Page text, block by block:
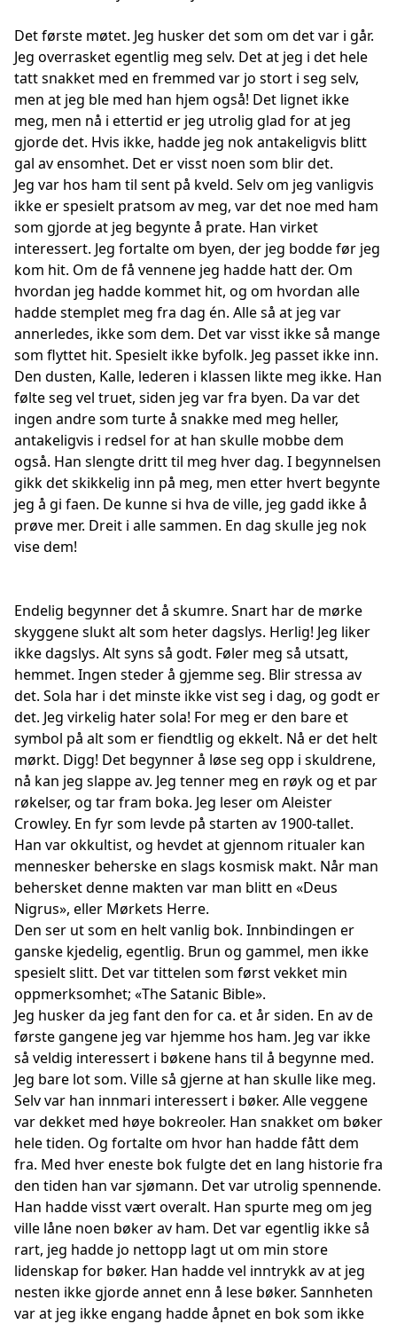
Det første møtet. Jeg husker det som om det var i går.
Jeg overrasket egentlig meg selv. Det at jeg i det hele
tatt snakket med en fremmed var jo stort i seg selv,
men at jeg ble med han hjem også! Det lignet ikke
meg, men nå i ettertid er jeg utrolig glad for at jeg
gjorde det. Hvis ikke, hadde jeg nok antakeligvis blitt
gal av ensomhet. Det er visst noen som blir det.
Jeg var hos ham til sent på kveld. Selv om jeg vanligvis
ikke er spesielt pratsom av meg, var det noe med ham
som gjorde at jeg begynte å prate. Han virket
interessert. Jeg fortalte om byen, der jeg bodde før jeg
kom hit. Om de få vennene jeg hadde hatt der. Om
hvordan jeg hadde kommet hit, og om hvordan alle
hadde stemplet meg fra dag én. Alle så at jeg var
annerledes, ikke som dem. Det var visst ikke så mange
som flyttet hit. Spesielt ikke byfolk. Jeg passet ikke inn.
Den dusten, Kalle, lederen i klassen likte meg ikke. Han
følte seg vel truet, siden jeg var fra byen. Da var det
ingen andre som turte å snakke med meg heller,
antakeligvis i redsel for at han skulle mobbe dem
også. Han slengte dritt til meg hver dag. I begynnelsen
gikk det skikkelig inn på meg, men etter hvert begynte
jeg å gi faen. De kunne si hva de ville, jeg gadd ikke å
prøve mer. Dreit i alle sammen. En dag skulle jeg nok
vise dem!
Endelig begynner det å skumre. Snart har de mørke
skyggene slukt alt som heter dagslys. Herlig! Jeg liker
ikke dagslys. Alt syns så godt. Føler meg så utsatt,
hemmet. Ingen steder å gjemme seg. Blir stressa av
det. Sola har i det minste ikke vist seg i dag, og godt er
det. Jeg virkelig hater sola! For meg er den bare et
symbol på alt som er fiendtlig og ekkelt. Nå er det helt
mørkt. Digg! Det begynner å løse seg opp i skuldrene,
nå kan jeg slappe av. Jeg tenner meg en røyk og et par
røkelser, og tar fram boka. Jeg leser om Aleister
Crowley. En fyr som levde på starten av 1900-tallet.
Han var okkultist, og hevdet at gjennom ritualer kan
mennesker beherske en slags kosmisk makt. Når man
behersket denne makten var man blitt en «Deus
Nigrus», eller Mørkets Herre.
Den ser ut som en helt vanlig bok. Innbindingen er
ganske kjedelig, egentlig. Brun og gammel, men ikke
spesielt slitt. Det var tittelen som først vekket min
oppmerksomhet; «The Satanic Bible».
Jeg husker da jeg fant den for ca. et år siden. En av de
første gangene jeg var hjemme hos ham. Jeg var ikke
så veldig interessert i bøkene hans til å begynne med.
Jeg bare lot som. Ville så gjerne at han skulle like meg.
Selv var han innmari interessert i bøker. Alle veggene
var dekket med høye bokreoler. Han snakket om bøker
hele tiden. Og fortalte om hvor han hadde fått dem
fra. Med hver eneste bok fulgte det en lang historie fra
den tiden han var sjømann. Det var utrolig spennende.
Han hadde visst vært overalt. Han spurte meg om jeg
ville låne noen bøker av ham. Det var egentlig ikke så
rart, jeg hadde jo nettopp lagt ut om min store
lidenskap for bøker. Han hadde vel inntrykk av at jeg
nesten ikke gjorde annet enn å lese bøker. Sannheten
var at jeg ikke engang hadde åpnet en bok som ikke